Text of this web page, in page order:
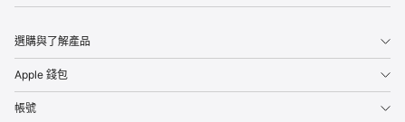
選購與了解產品
Apple 錢包
帳號